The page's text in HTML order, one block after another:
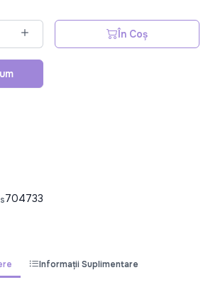
În Coș
704733
Informații Suplimentare